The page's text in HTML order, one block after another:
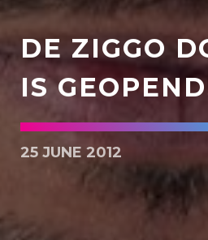
DE ZIGGO
IS
25 JUNE 2012